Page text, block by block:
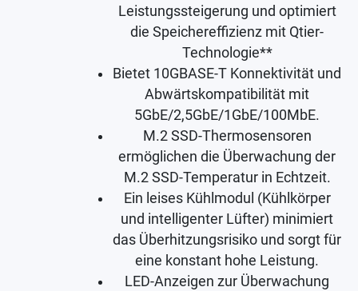
Leistungssteigerung und optimiert
die Speichereffizienz mit Qtier-
Technologie**
Bietet 10GBASE-T Konnektivität und
Abwärtskompatibilität mit
5GbE/2,5GbE/1GbE/100MbE.
M.2 SSD-Thermosensoren
ermöglichen die Überwachung der
M.2 SSD-Temperatur in Echtzeit.
Ein leises Kühlmodul (Kühlkörper
und intelligenter Lüfter) minimiert
das Überhitzungsrisiko und sorgt für
eine konstant hohe Leistung.
LED-Anzeigen zur Überwachung